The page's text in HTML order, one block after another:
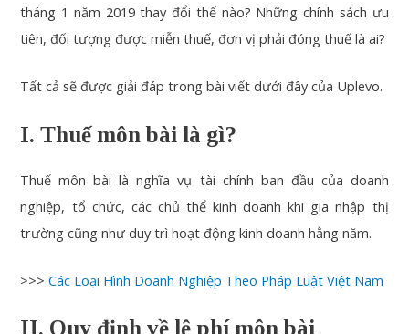
tháng 1 năm 2019 thay đổi thế nào? Những chính sách ưu
tiên, đối tượng được miễn thuế, đơn vị phải đóng thuế là ai?
Tất cả sẽ được giải đáp trong bài viết dưới đây của Uplevo.
I. Thuế môn bài là gì?
Thuế môn bài là nghĩa vụ tài chính ban đầu của doanh
nghiệp, tổ chức, các chủ thể kinh doanh khi gia nhập thị
trường cũng như duy trì hoạt động kinh doanh hằng năm.
>>>Các Loại Hình Doanh Nghiệp Theo Pháp Luật Việt Nam
II. Quy định về lệ phí môn bài